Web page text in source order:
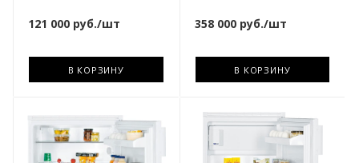
121 000 руб./шт
В КОРЗИНУ
358 000руб./шт
В КОРЗИНУ